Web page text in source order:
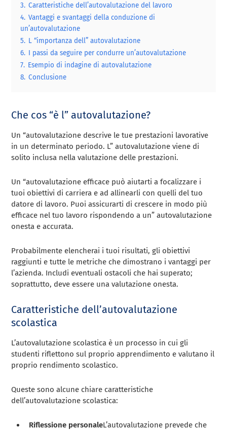
3. Caratteristiche dell’autovalutazione del lavoro
4. Vantaggi e svantaggi della conduzione di
un’autovalutazione
5. L “importanza dell” autovalutazione
6. I passi da seguire per condurre un’autovalutazione
7. Esempio di indagine di autovalutazione
8. Conclusione
Che cos “è l” autovalutazione?
Un “autovalutazione descrive le tue prestazioni lavorative
in un determinato periodo. L” autovalutazione viene di
solito inclusa nella valutazione delle prestazioni.
Un “autovalutazione efficace può aiutarti a focalizzare i
tuoi obiettivi di carriera e ad allinearli con quelli del tuo
datore di lavoro. Puoi assicurarti di crescere in modo più
efficace nel tuo lavoro rispondendo a un” autovalutazione
onesta e accurata.
Probabilmente elencherai i tuoi risultati, gli obiettivi
raggiunti e tutte le metriche che dimostrano i vantaggi per
l’azienda. Includi eventuali ostacoli che hai superato;
soprattutto, deve essere una valutazione onesta.
Caratteristiche dell’autovalutazione
scolastica
L’autovalutazione scolastica è un processo in cui gli
studenti riflettono sul proprio apprendimento e valutano il
proprio rendimento scolastico.
Queste sono alcune chiare caratteristiche
dell’autovalutazione scolastica:
Riflessione personaleL’autovalutazione prevede che